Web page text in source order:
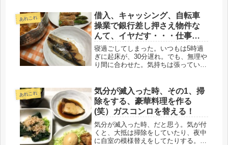
だまだ大丈夫じゃないの？！小さな遠
赤外線ストーブが一個だけ。鳥と一
緒...
あれこれ
借入、キャッシング、自転車
操業で銀行差し押さえ物件な
んて、イヤだす・・・仕事探
そう(・_・;)
寝過ごしてしまった。いつもは5時過
ぎに起床が、30分遅れ。でも、無理や
り間に合わせた。気持ちは張っている
今、もらっている仕事で、後どれくら
い生活できるか、引き算をしてみ...
あれこれ
気分が滅入った時、その1、掃
除をする、豪華料理を作る
(笑）ガスコンロを替える！
気分が滅入った時、だと思う。気が付
くと、大抵は掃除をしていたり、夜中
に自室の模様替えをしてたりする。